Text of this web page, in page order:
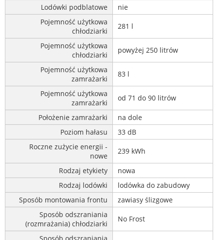
Lodówki podblatowe
nie
Pojemność użytkowa
chłodziarki
281 l
Pojemność użytkowa
chłodziarki
powyżej 250 litrów
Pojemność użytkowa
zamrażarki
83 l
Pojemność użytkowa
zamrażarki
od 71 do 90 litrów
Położenie zamrażarki
na dole
Poziom hałasu
33 dB
Roczne zużycie energii -
nowe
239 kWh
Rodzaj etykiety
nowa
Rodzaj lodówki
lodówka do zabudowy
Sposób montowania frontu
zawiasy ślizgowe
Sposób odszraniania
(rozmrażania) chłodziarki
No Frost